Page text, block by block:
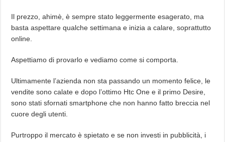
Il prezzo, ahimè, è sempre stato leggermente esagerato, ma
basta aspettare qualche settimana e inizia a calare, soprattutto
online.
Aspettiamo di provarlo e vediamo come si comporta.
Ultimamente l’azienda non sta passando un momento felice, le
vendite sono calate e dopo l’ottimo Htc One e il primo Desire,
sono stati sfornati smartphone che non hanno fatto breccia nel
cuore degli utenti.
Purtroppo il mercato è spietato e se non investi in pubblicità, i